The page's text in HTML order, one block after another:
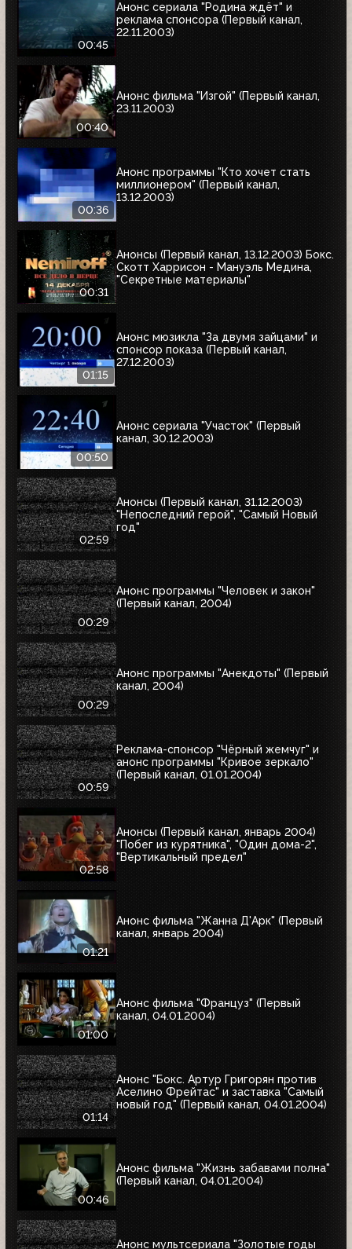
00:45
Анонс сериала "Родина ждёт" и
реклама спонсора (Первый канал,
22.11.2003)
00:40
Анонс фильма "Изгой" (Первый канал,
23.11.2003)
00:36
Анонс программы "Кто хочет стать
миллионером" (Первый канал,
13.12.2003)
00:31
Анонсы (Первый канал, 13.12.2003) Бокс.
Скотт Харрисон - Мануэль Медина,
"Секретные материалы"
01:15
Анонс мюзикла "За двумя зайцами" и
спонсор показа (Первый канал,
27.12.2003)
00:50
Анонс сериала "Участок" (Первый
канал, 30.12.2003)
02:59
Анонсы (Первый канал, 31.12.2003)
"Непоследний герой", "Самый Новый
год"
00:29
Анонс программы "Человек и закон"
(Первый канал, 2004)
00:29
Анонс программы "Анекдоты" (Первый
канал, 2004)
00:59
Реклама-спонсор "Чёрный жемчуг" и
анонс программы "Кривое зеркало"
(Первый канал, 01.01.2004)
02:58
Анонсы (Первый канал, январь 2004)
"Побег из курятника", "Один дома-2",
"Вертикальный предел"
01:21
Анонс фильма "Жанна Д'Арк" (Первый
канал, январь 2004)
01:00
Анонс фильма "Француз" (Первый
канал, 04.01.2004)
01:14
Анонс "Бокс. Артур Григорян против
Аселино Фрейтас" и заставка "Самый
новый год" (Первый канал, 04.01.2004)
00:46
Анонс фильма "Жизнь забавами полна"
(Первый канал, 04.01.2004)
Анонс мультсериала "Золотые годы